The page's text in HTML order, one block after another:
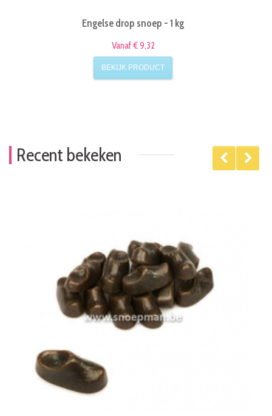
Engelse drop snoep - 1 kg
Vanaf € 9,32
BEKIJK PRODUCT
Recent bekeken